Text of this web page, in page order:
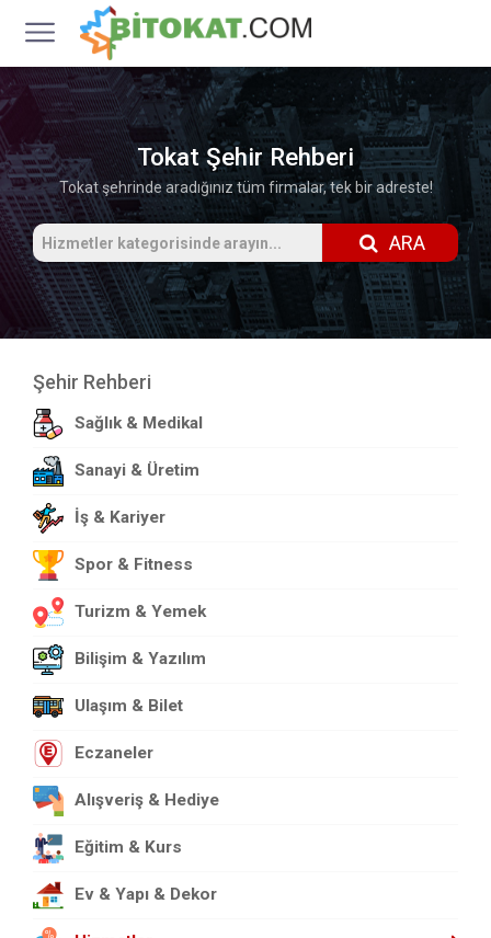
Tokat Şehir Rehberi
Tokat şehrinde aradığınız tüm firmalar, tek bir adreste!
ARA
Şehir Rehberi
Sağlık & Medikal
Sanayi & Üretim
İş & Kariyer
Spor & Fitness
Turizm & Yemek
Bilişim & Yazılım
Ulaşım & Bilet
Eczaneler
Alışveriş & Hediye
Eğitim & Kurs
Ev & Yapı & Dekor